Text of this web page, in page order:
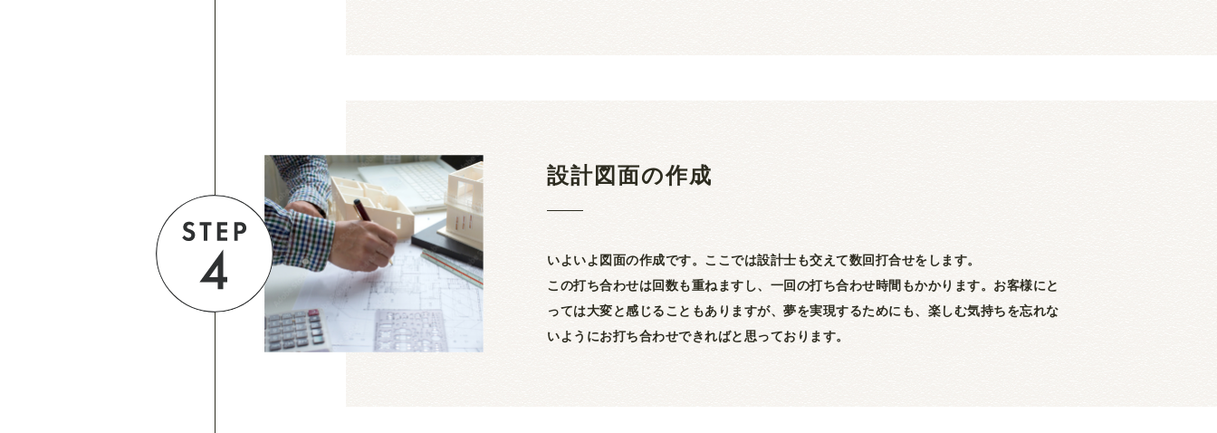
設計図面の作成
いよいよ図面の作成です。ここでは設計士も交えて数回打合せをします。
この打ち合わせは回数も重ねますし、一回の打ち合わせ時間もかかります。お客様にと
っては大変と感じることもありますが、夢を実現するためにも、楽しむ気持ちを忘れな
いようにお打ち合わせできればと思っております。